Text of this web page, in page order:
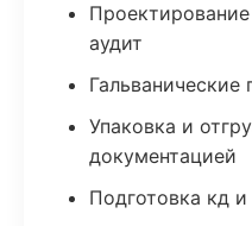
аудит
Гальванические
Упаковка и
документацией
Подготовка кд и